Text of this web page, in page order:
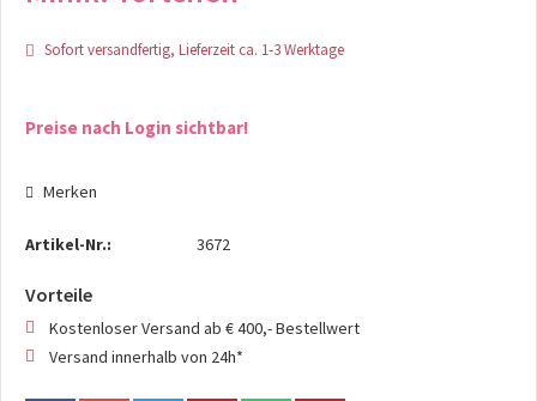
Sofort versandfertig, Lieferzeit ca. 1-3 Werktage
Preise nach Login sichtbar!
Merken
Artikel-Nr.: 3672
Vorteile
Kostenloser Versand ab € 400,- Bestellwert
Versand innerhalb von 24h*